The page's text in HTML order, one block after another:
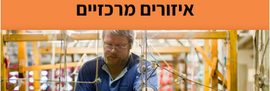
איזורים מרכזיים